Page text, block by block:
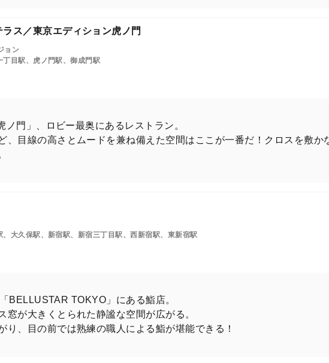
ス／東京エディション虎ノ門
ョン
目駅、虎ノ門駅、御成門駅
門」、ロビー最奥にあるレストラン。
、目線の高さとムードを兼ね備えた空間はここが一番だ！クロスを敷か
大久保駅、新宿駅、新宿三丁目駅、西新宿駅、東新宿駅
BELLUSTAR TOKYO」にある鮨店。
が大きくとられた静謐な空間が広がる。
り、目の前では熟練の職人による鮨が堪能できる！